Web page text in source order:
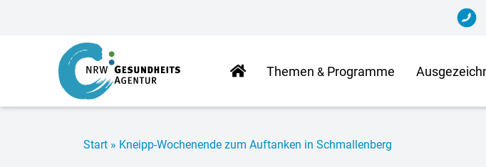
Start­
sei­te
The­men & Programme
Start » Kneipp-Wo­chen­en­de zum Auf­tan­ken in Schmallenberg